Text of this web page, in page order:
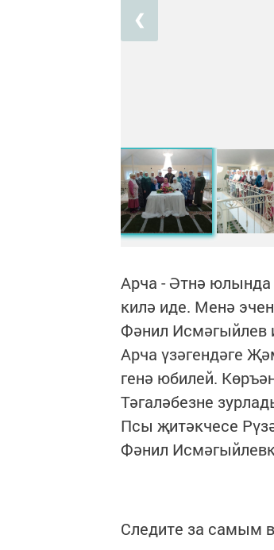
❮
Арча - Әтнә юлында
килә иде. Менә
Фәнил Исмәгыйлев
Арча үзәгендәге
генә юбилей.
Тәгаләбезне
Псы җитәкчесе
Фәнил
Следите за самым